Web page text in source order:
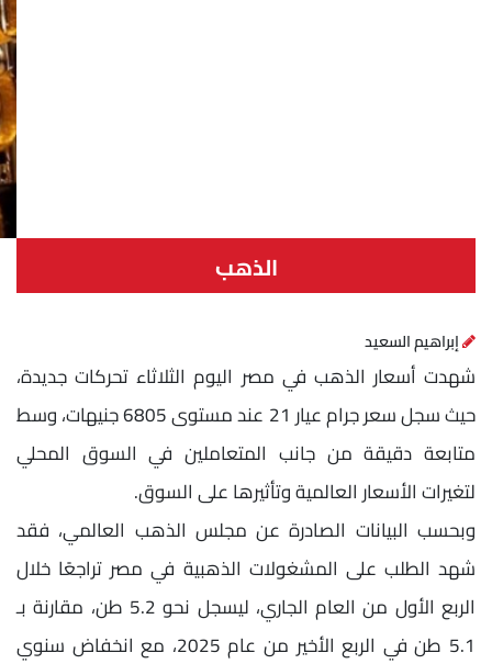
الذهب
إبراهيم السعيد
شهدت أسعار الذهب في مصر اليوم الثلاثاء تحركات جديدة،
حيث سجل سعر جرام عيار 21 عند مستوى 6805 جنيهات، وسط
متابعة دقيقة من جانب المتعاملين في السوق المحلي
لتغيرات الأسعار العالمية وتأثيرها على السوق.
وبحسب البيانات الصادرة عن مجلس الذهب العالمي، فقد
شهد الطلب على المشغولات الذهبية في مصر تراجعًا خلال
الربع الأول من العام الجاري، ليسجل نحو 5.2 طن، مقارنة بـ
5.1 طن في الربع الأخير من عام 2025، مع انخفاض سنوي